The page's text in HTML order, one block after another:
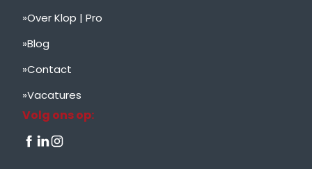
Over Klop | Pro
Blog
Contact
Vacatures
Volg ons op: